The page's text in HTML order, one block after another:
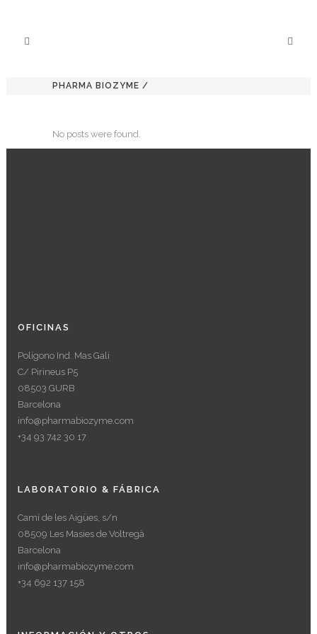
PHARMA BIOZYME /
No posts were found.
OFICINAS
Polígono Ind. Mas Gali
C/ Pirineus P5
08503 GURB
Barcelona
info@pharmabiozyme.com
+34 93 742 30 17
LABORATORIO & FÁBRICA
Camí de les Aigües, s/n
08509 Les Masies de Voltregà
Barcelona
info@pharmabiozyme.com
+34 692 137 158